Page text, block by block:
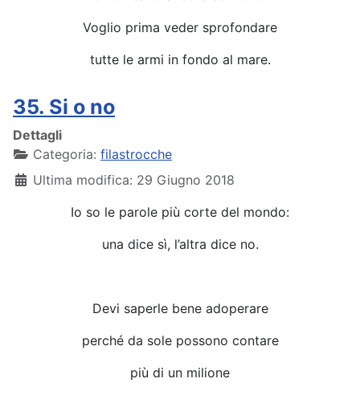
Voglio prima veder sprofondare
tutte le armi in fondo al mare.
35. Si o no
Dettagli
Categoria: filastrocche
Ultima modifica: 29 Giugno 2018
Io so le parole più corte del mondo:
una dice sì, l’altra dice no.
Devi saperle bene adoperare
perché da sole possono contare
più di un milione